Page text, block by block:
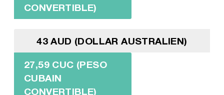
CONVERTIBLE)
43 AUD (DOLLAR AUSTRALIEN)
27,59 CUC (PESO
CUBAIN
CONVERTIBLE)